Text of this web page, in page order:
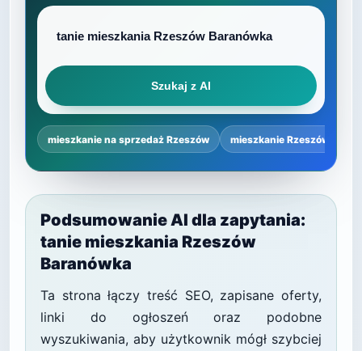
Szukaj z AI
mieszkanie na sprzedaż Rzeszów mieszkanie Rzeszów cena
Podsumowanie AI dla zapytania:
tanie mieszkania Rzeszów
Baranówka
Ta strona łączy treść SEO, zapisane oferty,
linki do ogłoszeń oraz podobne
wyszukiwania, aby użytkownik mógł szybciej